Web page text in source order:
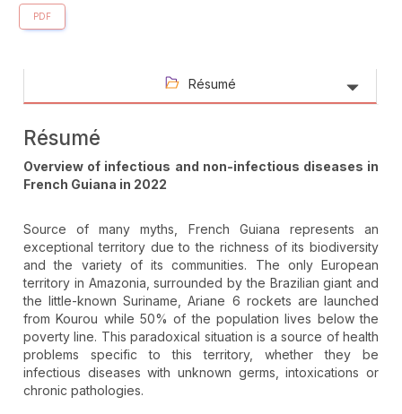
PDF
Résumé
Résumé
Overview of infectious and non-infectious diseases in
French Guiana in 2022
Source of many myths, French Guiana represents an
exceptional territory due to the richness of its biodiversity
and the variety of its communities. The only European
territory in Amazonia, surrounded by the Brazilian giant and
the little-known Suriname, Ariane 6 rockets are launched
from Kourou while 50% of the population lives below the
poverty line. This paradoxical situation is a source of health
problems specific to this territory, whether they be
infectious diseases with unknown germs, intoxications or
chronic pathologies.